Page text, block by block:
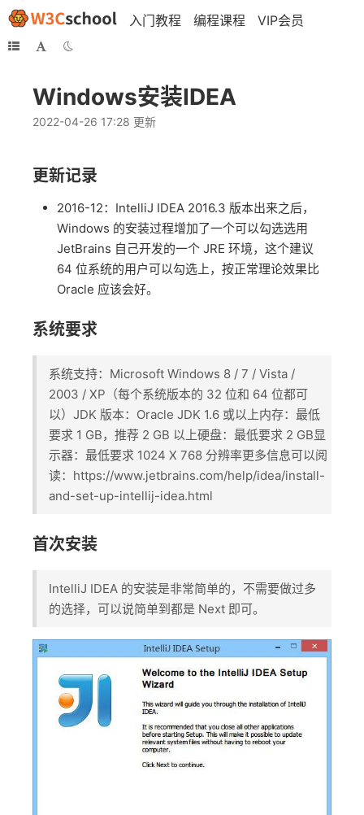
入门教程 编程课程 VIP会员
Windows安装IDEA
2022-04-26 17:28 更新
更新记录
2016-12：IntelliJ IDEA 2016.3 版本出来之后，
Windows 的安装过程增加了一个可以勾选选用
JetBrains 自己开发的一个 JRE 环境，这个建议
64 位系统的用户可以勾选上，按正常理论效果比
Oracle 应该会好。
系统要求
系统支持：Microsoft Windows 8 / 7 / Vista /
2003 / XP（每个系统版本的 32 位和 64 位都可
以）JDK 版本：Oracle JDK 1.6 或以上内存：最低
要求 1 GB，推荐 2 GB 以上硬盘：最低要求 2 GB显
示器：最低要求 1024 X 768 分辨率更多信息可以阅
读：https://www.jetbrains.com/help/idea/install-
and-set-up-intellij-idea.html​
首次安装
IntelliJ IDEA 的安装是非常简单的，不需要做过多
的选择，可以说简单到都是 Next 即可。